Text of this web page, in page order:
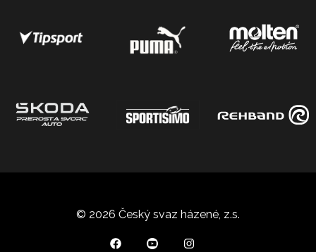
© 2026 Český svaz házené, z.s.